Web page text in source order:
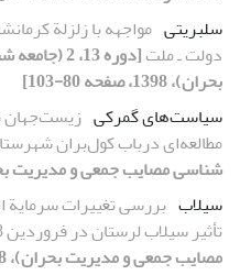
سلبریتی مواجهه با زلزلة
دولت‌ ـ ‌ملت
[دوره 13،
بحران)، 1398، صفحه 80-103]
سیاست‌های گمرکی زیست‌جهان
مطالعه‌ای درباب کول‌بران
شناسی مصایب جمعی و مدیریت بحران)، 1398،
سیلاب بررسی تغییرات سرمایة
تأثیر سیلاب لرستان در فروردین 1398
مصایب جمعی و مدیریت بحران)، 1398، صفحه 123-147]